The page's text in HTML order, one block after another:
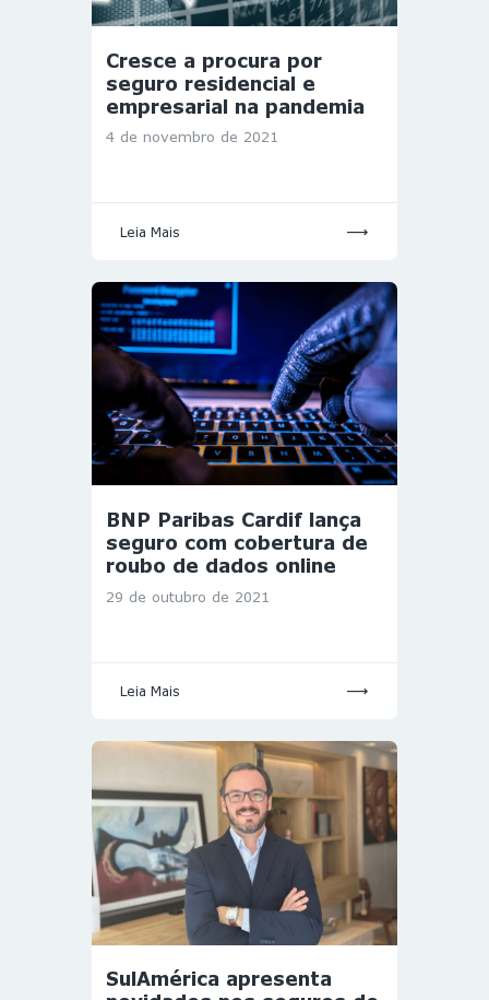
Cresce a procura por
seguro residencial e
empresarial na pandemia
4 de novembro de 2021
Leia Mais
BNP Paribas Cardif lança
seguro com cobertura de
roubo de dados online
29 de outubro de 2021
Leia Mais
SulAmérica apresenta